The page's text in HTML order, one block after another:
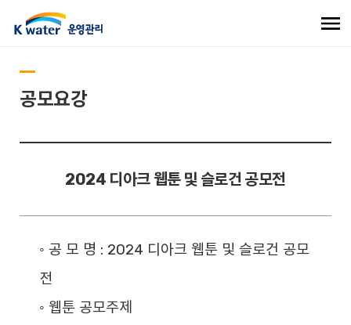
공모요강
2024 디아크 웹툰 및 슬로건 공모전
◦ 공 모 명 : 2024 디아크 웹툰 및 슬로건 공모
전
◦ 웹툰 공모주제